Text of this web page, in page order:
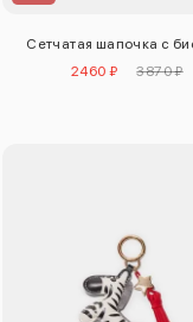
Сетчатая шапочка с
2460 ₽
3870 ₽